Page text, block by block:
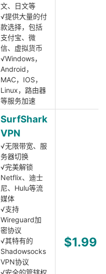
文、日文等
√提供大量的付
款选择，包括
支付宝、微
信、虚拟货币
√Windows，
Android，
MAC，IOS，
Linux，路由器
等服务加速
SurfShark
VPN
√无限带宽、服
务器切换
√完美解锁
Netflix、迪士
尼、Hulu等流
媒体
√支持
Wireguard加
密协议
√其特有的
Shadowsocks
VPN协议
√安全的管辖权
$1.99